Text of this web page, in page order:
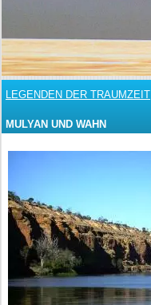
LEGENDEN DER TRAUMZEIT
MULYAN UND WAHN